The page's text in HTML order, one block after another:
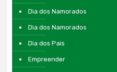
Dia dos Namorados
Dia dos Namorados
Dia dos Pais
Empreender